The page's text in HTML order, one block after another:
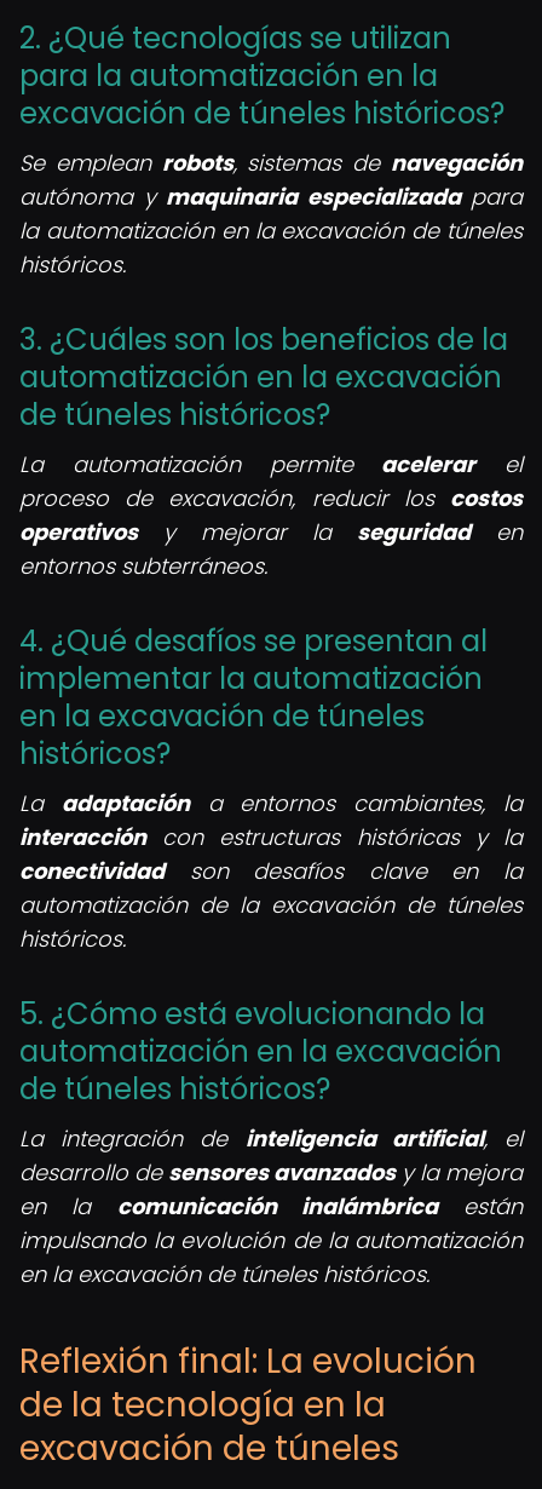
2. ¿Qué tecnologías se utilizan
para la automatización en la
excavación de túneles históricos?
Se emplean robots, sistemas de navegación
autónoma y maquinaria especializadapara
la automatización en la excavación de túneles
históricos.
3. ¿Cuáles son los beneficios de la
automatización en la excavación
de túneles históricos?
La automatización permite acelerarel
proceso de excavación, reducir los costos
operativosy mejorar la seguridaden
entornos subterráneos.
4. ¿Qué desafíos se presentan al
implementar la automatización
en la excavación de túneles
históricos?
La adaptacióna entornos cambiantes, la
interaccióncon estructuras históricas y la
conectividadson desafíos clave en la
automatización de la excavación de túneles
históricos.
5. ¿Cómo está evolucionando la
automatización en la excavación
de túneles históricos?
La integración de inteligencia artificial, el
desarrollo de sensores avanzadosy la mejora
en la comunicación inalámbricaestán
impulsando la evolución de la automatización
en la excavación de túneles históricos.
Reflexión final: La evolución
de la tecnología en la
excavación de túneles